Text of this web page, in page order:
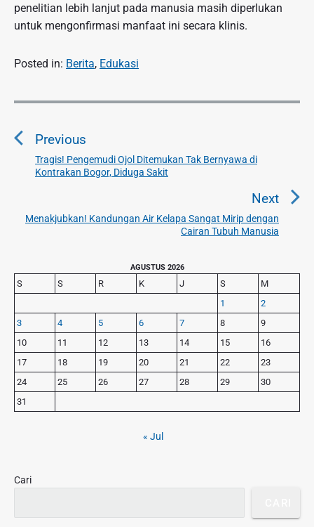
penelitian lebih lanjut pada manusia masih diperlukan
untuk mengonfirmasi manfaat ini secara klinis.
Posted in: Berita, Edukasi
N
v
o
s
Previous
P
r
v
s
t
:
Tragis! Pengemudi Ojol Ditemukan Tak Bernyawa di
Kontrakan Bogor, Diduga Sakit
Next
N
e
t
p
Menakjubkan! Kandungan Air Kelapa Sangat Mirip dengan
Cairan Tubuh Manusia
r
i
m
a
r
y
S
d
e
AGUSTUS 2026
S S R K J S
M
1
2
3
4 5 6 7 8
9
10
11 12 13 14 15
16
17
18 19 20 21 22
23
24
25 26 27 28 29
30
31
« Jul
Cari